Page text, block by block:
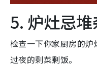
5. 炉灶忌
检查一下你家厨房的
过夜的剩菜剩饭。